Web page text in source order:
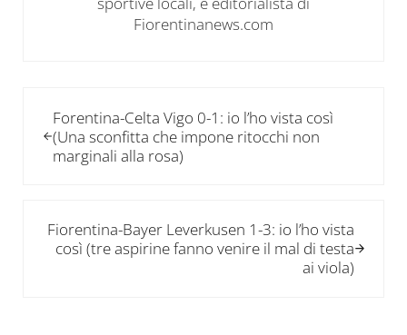
Fiorentinanews.com
Forentina-Celta Vigo 0-1: io l’ho vista così
(Una sconfitta che impone ritocchi non
marginali alla rosa)
Fiorentina-Bayer Leverkusen 1-3: io l’ho vista
così (tre aspirine fanno venire il mal di testa
ai viola)